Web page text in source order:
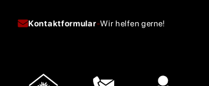
Kontaktformular-Wir helfen gerne!